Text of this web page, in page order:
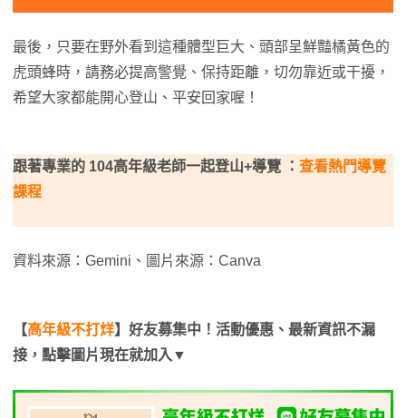
最後，只要在野外看到這種體型巨大、頭部呈鮮豔橘黃色的
虎頭蜂時，請務必提高警覺、保持距離，切勿靠近或干擾，
希望大家都能開心登山、平安回家喔！
跟著專業的 104高年級老師一起登山+導覽 ： 查看熱門導覽
課程
資料來源：Gemini、圖片來源：Canva
【高年級不打烊】好友募集中！活動優惠、最新資訊不漏
接，點擊圖片現在就加入▼